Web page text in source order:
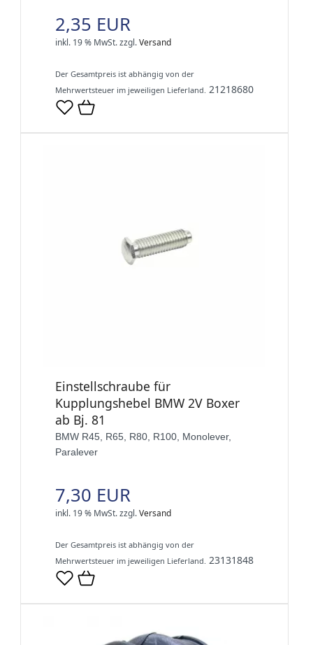
2,35 EUR
inkl. 19 % MwSt.zzgl.Versand
Der Gesamtpreis ist abhängig von der
Mehrwertsteuer im jeweiligen Lieferland. 21218680
Einstellschraube für
Kupplungshebel BMW 2V Boxer
ab Bj. 81
BMW R45, R65, R80, R100, Monolever,
Paralever
7,30 EUR
inkl. 19 % MwSt.zzgl.Versand
Der Gesamtpreis ist abhängig von der
Mehrwertsteuer im jeweiligen Lieferland. 23131848